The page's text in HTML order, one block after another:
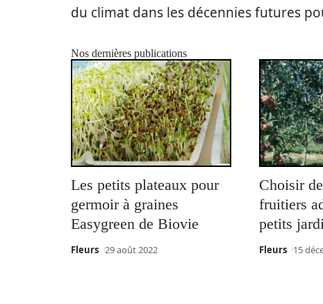
du climat dans les décennies futures
Nos dernières publications
Les petits plateaux pour
germoir à graines
Easygreen de Biovie
Fleurs 29 août 2022
Choisir
fruitiers
petits
Fleurs 15